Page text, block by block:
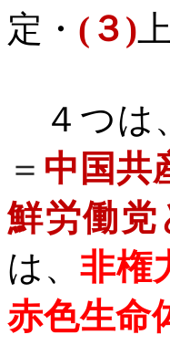
定・ ( ３)
４つは
＝ 中国共
鮮労働
は、非権
赤色生命